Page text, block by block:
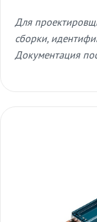
Для
сборки,
Документация